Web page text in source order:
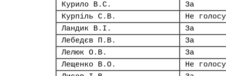
Курило В.С.
За
Курпіль С.В.
Не
Ландик В.І.
За
Лебедєв П.В.
За
Лелюк О.В.
За
Лещенко В.О.
Не